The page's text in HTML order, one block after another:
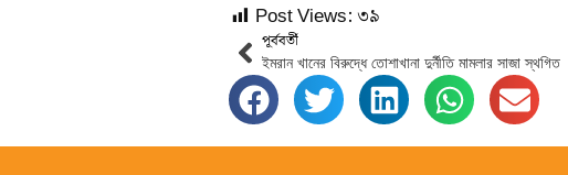
Post Views:৩৯
পূর্ববর্তী
ইমরান খানের বিরুদ্ধে তোশাখানা দুর্নীতি মামলার সাজা স্থগিত